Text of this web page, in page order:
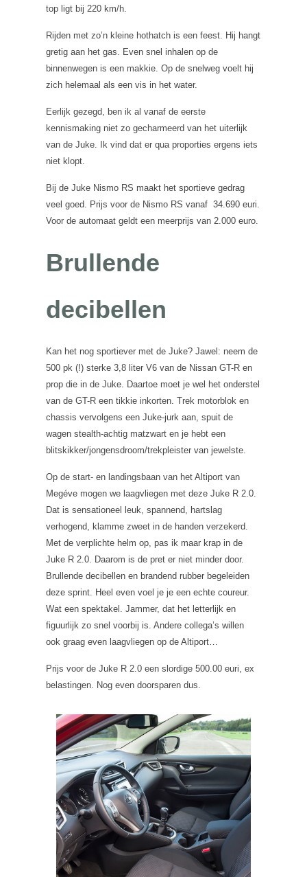
top ligt bij 220 km/h.
Rijden met zo’n kleine hothatch is een feest. Hij hangt
gretig aan het gas. Even snel inhalen op de
binnenwegen is een makkie. Op de snelweg voelt hij
zich helemaal als een vis in het water.
Eerlijk gezegd, ben ik al vanaf de eerste
kennismaking niet zo gecharmeerd van het uiterlijk
van de Juke. Ik vind dat er qua proporties ergens iets
niet klopt.
Bij de Juke Nismo RS maakt het sportieve gedrag
veel goed. Prijs voor de Nismo RS vanaf 34.690 euri.
Voor de automaat geldt een meerprijs van 2.000 euro.
Brullende
decibellen
Kan het nog sportiever met de Juke? Jawel: neem de
500 pk (!) sterke 3,8 liter V6 van de Nissan GT-R en
prop die in de Juke. Daartoe moet je wel het onderstel
van de GT-R een tikkie inkorten. Trek motorblok en
chassis vervolgens een Juke-jurk aan, spuit de
wagen stealth-achtig matzwart en je hebt een
blitskikker/jongensdroom/trekpleister van jewelste.
Op de start- en landingsbaan van het Altiport van
Megéve mogen we laagvliegen met deze Juke R 2.0.
Dat is sensationeel leuk, spannend, hartslag
verhogend, klamme zweet in de handen verzekerd.
Met de verplichte helm op, pas ik maar krap in de
Juke R 2.0. Daarom is de pret er niet minder door.
Brullende decibellen en brandend rubber begeleiden
deze sprint. Heel even voel je je een echte coureur.
Wat een spektakel. Jammer, dat het letterlijk en
figuurlijk zo snel voorbij is. Andere collega’s willen
ook graag even laagvliegen op de Altiport…
Prijs voor de Juke R 2.0 een slordige 500.00 euri, ex
belastingen. Nog even doorsparen dus.